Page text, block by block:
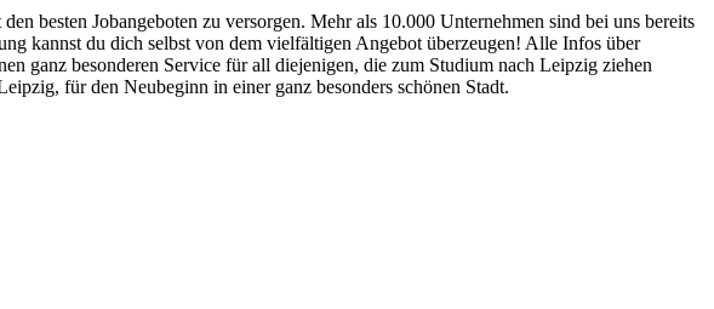
besten Jobangeboten zu versorgen. Mehr als 10.000 Unternehmen sind bei uns bereits
kannst du dich selbst von dem vielfältigen Angebot überzeugen! Alle Infos über
ganz besonderen Service für all diejenigen, die zum Studium nach Leipzig ziehen
für den Neubeginn in einer ganz besonders schönen Stadt.